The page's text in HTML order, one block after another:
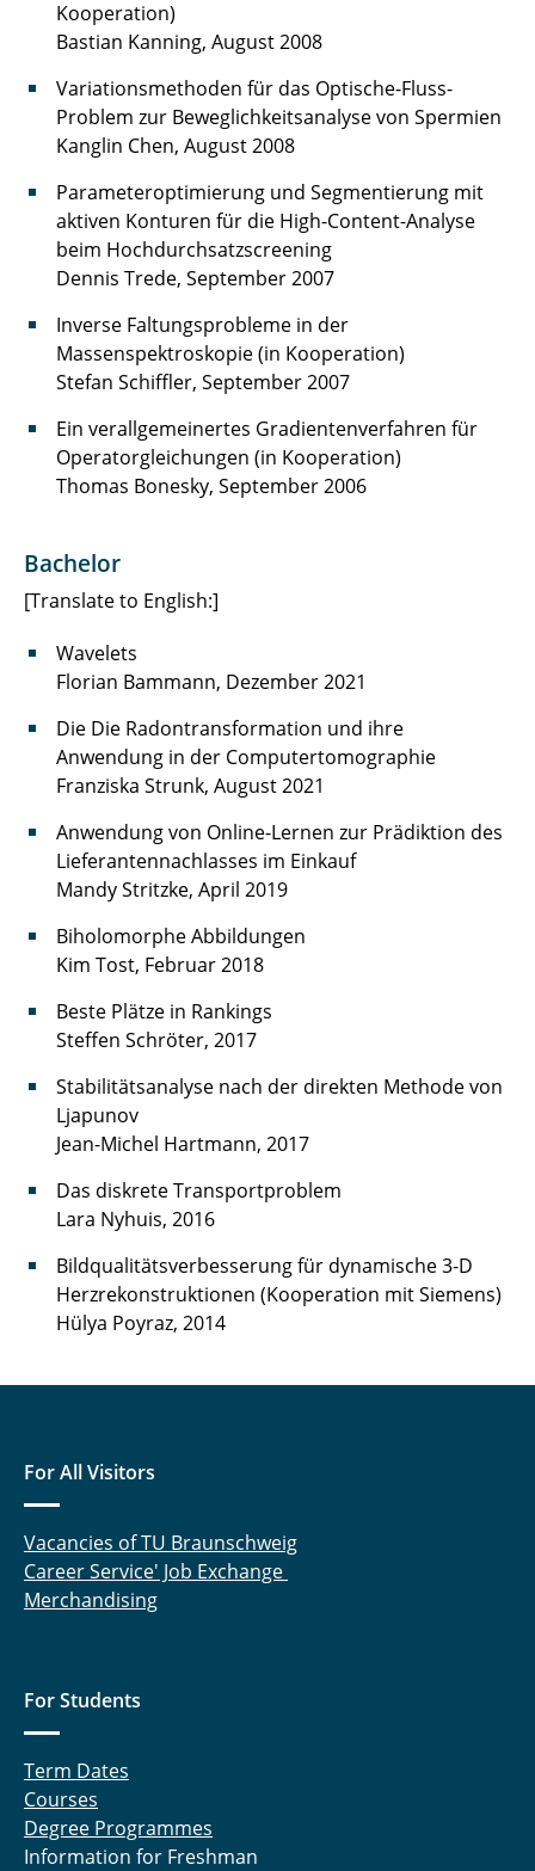
Kooperation)
Bastian Kanning, August 2008
Variationsmethoden für das Optische-Fluss-
Problem zur Beweglichkeitsanalyse von Spermien
Kanglin Chen, August 2008
Parameteroptimierung und Segmentierung mit
aktiven Konturen für die High-Content-Analyse
beim Hochdurchsatzscreening
Dennis Trede, September 2007
Inverse Faltungsprobleme in der
Massenspektroskopie (in Kooperation)
Stefan Schiffler, September 2007
Ein verallgemeinertes Gradientenverfahren für
Operatorgleichungen (in Kooperation)
Thomas Bonesky, September 2006
Bachelor
[Translate to English:]
Wavelets
Florian Bammann, Dezember 2021
Die Die Radontransformation und ihre
Anwendung in der Computertomographie
Franziska Strunk, August 2021
Anwendung von Online-Lernen zur Prädiktion des
Lieferantennachlasses im Einkauf
Mandy Stritzke, April 2019
Biholomorphe Abbildungen
Kim Tost, Februar 2018
Beste Plätze in Rankings
Steffen Schröter, 2017
Stabilitätsanalyse nach der direkten Methode von
Ljapunov
Jean-Michel Hartmann, 2017
Das diskrete Transportproblem
Lara Nyhuis, 2016
Bildqualitätsverbesserung für dynamische 3-D
Herzrekonstruktionen (Kooperation mit Siemens)
Hülya Poyraz, 2014
For All Visitors
Vacancies of TU Braunschweig
Career Service' Job Exchange
Merchandising
For Students
Term Dates
Courses
Degree Programmes
Information for Freshman